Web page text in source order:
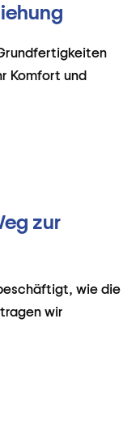
Komfort und
zur
wie die
wir